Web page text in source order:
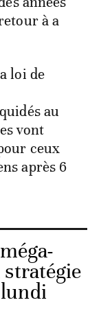
à a
loi de
au
vont
ceux
après 6
stratégie